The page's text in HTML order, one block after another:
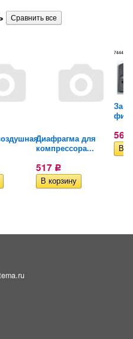
Диафрагма для
компрессора...
517 Р
561